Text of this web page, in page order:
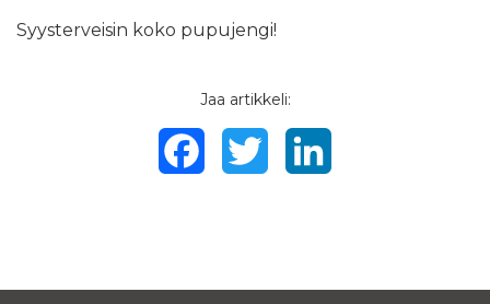
Syysterveisin koko pupujengi!
Jaa artikkeli:
FacebookTwitter